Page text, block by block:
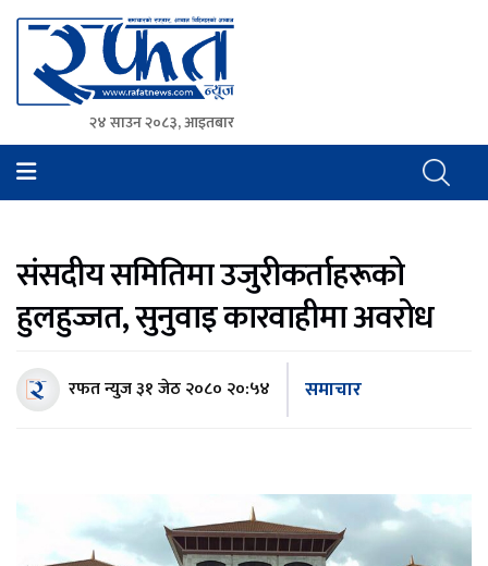
Rafat News
समाचारको रफ्तार, आवाज बिहिनहरुको आवाज
२४ साउन २०८३, आइतबार
संसदीय समितिमा उजुरीकर्ताहरूको
हुलहुज्जत, सुनुवाइ कारवाहीमा अवरोध
रफत न्युज३१ जेठ २०८० २०:५४ समाचार